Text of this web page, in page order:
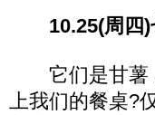
10.25(周四)
它们是甘薯，
上我们的餐桌?